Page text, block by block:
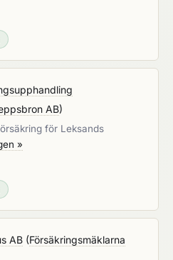
AB)
för Leksands
»
AB (Försäkringsmäklarna